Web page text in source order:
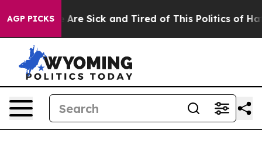
AGP PICKS
“People Are Sick and Tired of This Politics of